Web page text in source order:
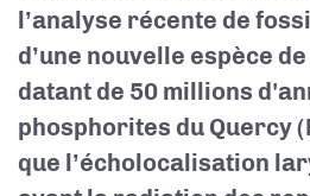
l’analyse récente de
d’une nouvelle espèce
datant de 50 millions
phosphorites du Quercy
que l’écholocalisation